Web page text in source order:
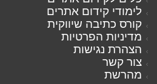
לימודי קידום אתרים
קורס כתיבה שיווקית
מדיניות הפרטיות
הצהרת נגישות
צור קשר
מהרשת